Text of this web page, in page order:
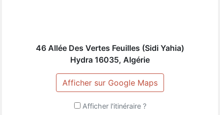
46 Allée Des Vertes Feuilles (Sidi Yahia)
Hydra 16035, Algérie
Afficher sur Google Maps
Afficher l'itinéraire ?